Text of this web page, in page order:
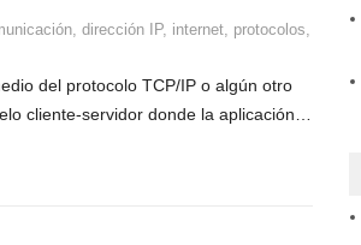
dirección IP, internet protocolos
del protocolo TCP/IP o algún otro
cliente-servidor donde la aplicación…